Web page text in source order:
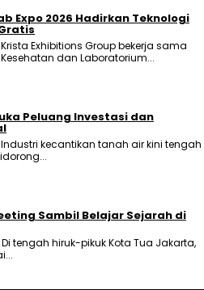
Expo 2026 Hadirkan Teknologi
Exhibitions Group bekerja sama
dan Laboratorium...
Peluang Investasi dan
kecantikan tanah air kini tengah
Sambil Belajar Sejarah di
tengah hiruk-pikuk Kota Tua Jakarta,